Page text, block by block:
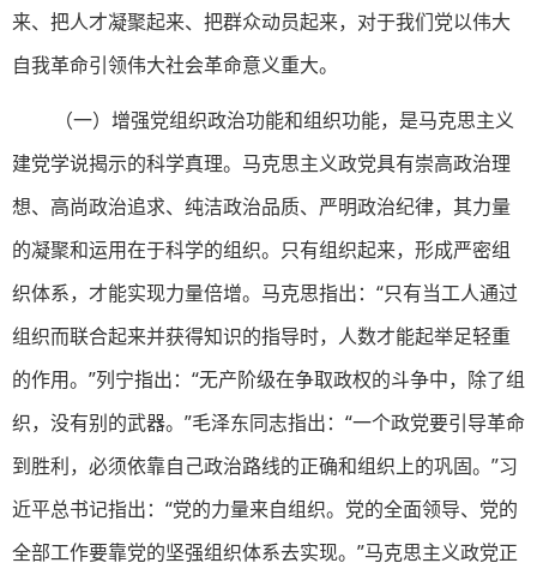
来、把人才凝聚起来、把群众动员起来，对于我们党以伟大
自我革命引领伟大社会革命意义重大。
（一）增强党组织政治功能和组织功能，是马克思主义
建党学说揭示的科学真理。马克思主义政党具有崇高政治理
想、高尚政治追求、纯洁政治品质、严明政治纪律，其力量
的凝聚和运用在于科学的组织。只有组织起来，形成严密组
织体系，才能实现力量倍增。马克思指出：“只有当工人通过
组织而联合起来并获得知识的指导时，人数才能起举足轻重
的作用。”列宁指出：“无产阶级在争取政权的斗争中，除了组
织，没有别的武器。”毛泽东同志指出：“一个政党要引导革命
到胜利，必须依靠自己政治路线的正确和组织上的巩固。”习
近平总书记指出：“党的力量来自组织。党的全面领导、党的
全部工作要靠党的坚强组织体系去实现。”马克思主义政党正